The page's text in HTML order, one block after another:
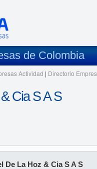
de Colombia
Actividad | Directorio
Cia S A S
De La Hoz & Cia S A S